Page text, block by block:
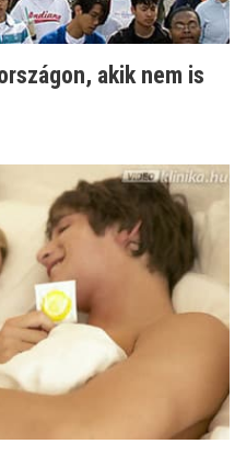
akik nem is